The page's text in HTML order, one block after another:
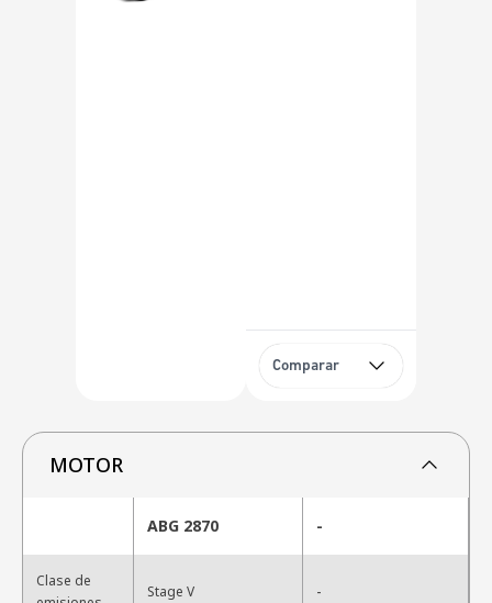
Comparar
MOTOR
ABG 2870 -
Clase de
Stage V -